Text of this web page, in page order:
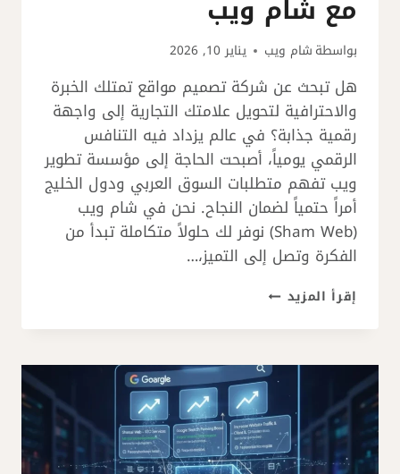
مع شام ويب
بواسطة شام ويب يناير 10, 2026
هل تبحث عن شركة تصميم مواقع تمتلك الخبرة
والاحترافية لتحويل علامتك التجارية إلى واجهة
رقمية جذابة؟ في عالم يزداد فيه التنافس
الرقمي يومياً، أصبحت الحاجة إلى مؤسسة تطوير
ويب تفهم متطلبات السوق العربي ودول الخليج
أمراً حتمياً لضمان النجاح. نحن في شام ويب
(Sham Web) نوفر لك حلولاً متكاملة تبدأ من
الفكرة وتصل إلى التميز،…
إقرأ المزيد أفضل
تصميم
ووردبريس
انطلق
بأعمالك
مع
شام
ويب